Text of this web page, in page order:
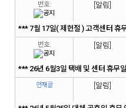
번호: [알림]
번호: [알림]
*** 7월 17일( 제헌절 ) 고객센터 휴
현재글 [알림]
*** 26년 6월3일 택배 및 센터 휴무